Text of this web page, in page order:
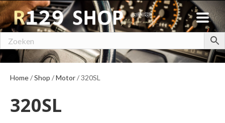
Home/Shop /Motor/ 320SL
320SL